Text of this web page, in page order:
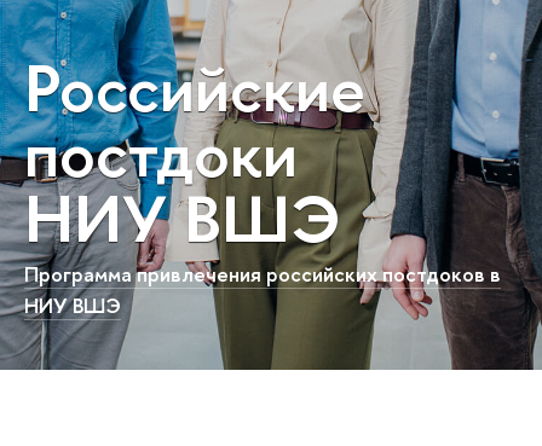
Российские
постдоки
НИУ ВШЭ
Программа привлечения российских постдоков в
НИУ ВШЭ